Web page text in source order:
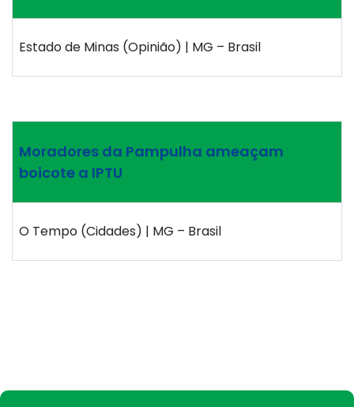
Estado de Minas (Opinião) | MG – Brasil
Moradores da Pampulha ameaçam
boicote a IPTU
O Tempo (Cidades) | MG – Brasil